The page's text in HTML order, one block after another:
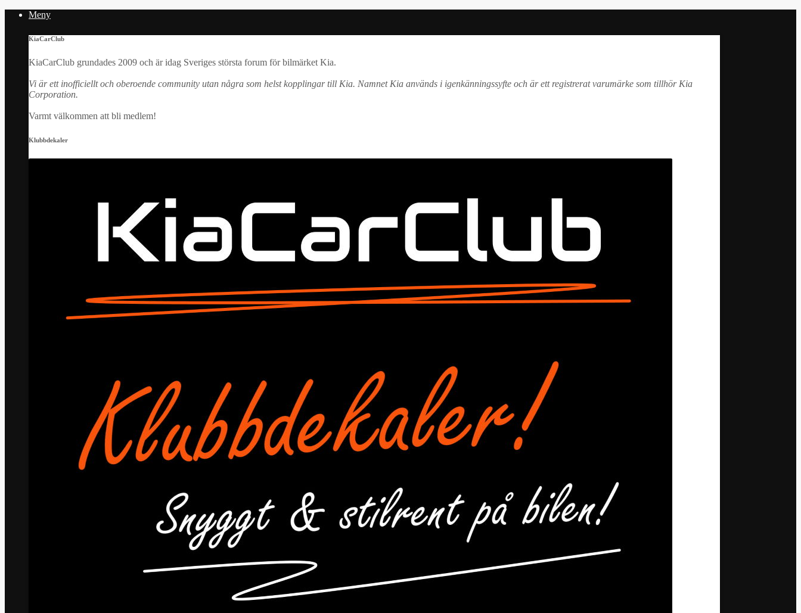
Meny
KiaCarClub
KiaCarClub grundades 2009 och är idag Sveriges största forum för bilmärket Kia.
Vi är ett inofficiellt och oberoende community utan några som helst kopplingar till Kia. Namnet Kia används i igenkänningssyfte och är ett registrerat varumärke som tillhör Kia
Corporation.
Varmt välkommen att bli medlem!
Klubbdekaler